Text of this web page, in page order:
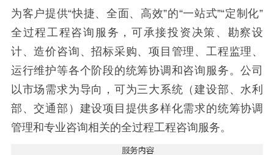
为客户提供“快捷、全面、高效”的“一站式”“定制化”
全过程工程咨询服务，可承接投资决策、勘察设
计、造价咨询、招标采购、项目管理、工程监理、
运行维护等各个阶段的统筹协调和咨询服务。公司
以市场需求为导向，可为三大系统（建设部、水利
部、交通部）建设项目提供多样化需求的统筹协调
管理和专业咨询相关的全过程工程咨询服务。